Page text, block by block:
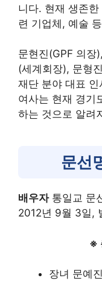
니다. 현재 생존
련 기업체, 예술
문현진(GPF 의장
(세계회장), 문형
재단 분야 대표
여사는 현재 경기
하는 것으로 알려
문선
배우자통일교 문
2012년 9월 3일,
※
장녀 문예